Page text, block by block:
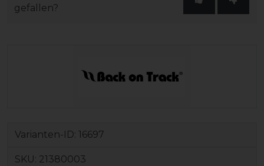
gefallen?
Varianten-ID: 16697
SKU: 21380003